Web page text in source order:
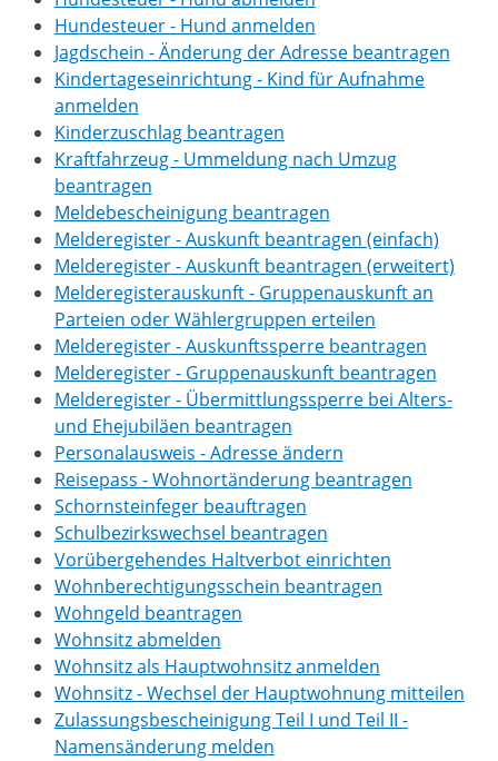
Hundesteuer - Hund anmelden
Jagdschein - Änderung der Adresse beantragen
Kindertageseinrichtung - Kind für Aufnahme
anmelden
Kinderzuschlag beantragen
Kraftfahrzeug - Ummeldung nach Umzug
beantragen
Meldebescheinigung beantragen
Melderegister - Auskunft beantragen (einfach)
Melderegister - Auskunft beantragen (erweitert)
Melderegisterauskunft - Gruppenauskunft an
Parteien oder Wählergruppen erteilen
Melderegister - Auskunftssperre beantragen
Melderegister - Gruppenauskunft beantragen
Melderegister - Übermittlungssperre bei Alters-
und Ehejubiläen beantragen
Personalausweis - Adresse ändern
Reisepass - Wohnortänderung beantragen
Schornsteinfeger beauftragen
Schulbezirkswechsel beantragen
Vorübergehendes Haltverbot einrichten
Wohnberechtigungsschein beantragen
Wohngeld beantragen
Wohnsitz abmelden
Wohnsitz als Hauptwohnsitz anmelden
Wohnsitz - Wechsel der Hauptwohnung mitteilen
Zulassungsbescheinigung Teil I und Teil II -
Namensänderung melden